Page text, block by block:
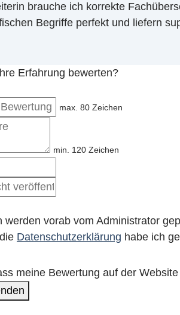
brauche ich korrekte
Begriffe perfekt und liefern
Erfahrung bewerten?
max. 80 Zeichen
min. 120 Zeichen
werden vorab vom Administrator
Datenschutzerklärung habe ich
meine Bewertung auf der